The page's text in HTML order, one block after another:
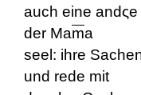
auch eine
der Mama
seel: ihre
und rede mit